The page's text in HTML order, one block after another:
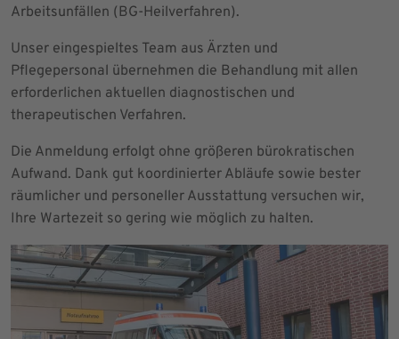
Arbeitsunfällen (BG-Heilverfahren).
Unser eingespieltes Team aus Ärzten und
Pflegepersonal übernehmen die Behandlung mit allen
erforderlichen aktuellen diagnostischen und
therapeutischen Verfahren.
Die Anmeldung erfolgt ohne größeren bürokratischen
Aufwand. Dank gut koordinierter Abläufe sowie bester
räumlicher und personeller Ausstattung versuchen wir,
Ihre Wartezeit so gering wie möglich zu halten.